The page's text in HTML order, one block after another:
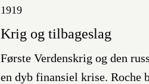
1919
Krig og tilbageslag
Første Verdenskrig og den
en dyb finansiel krise. Roche